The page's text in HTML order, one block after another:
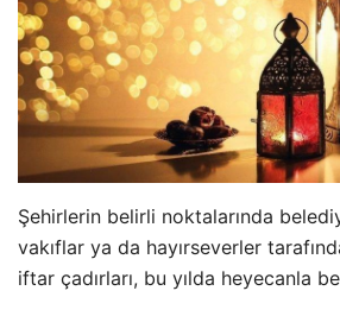
Şehirlerin belirli noktalarında
vakıflar ya da hayırseverler
iftar çadırları, bu yılda heyecanla